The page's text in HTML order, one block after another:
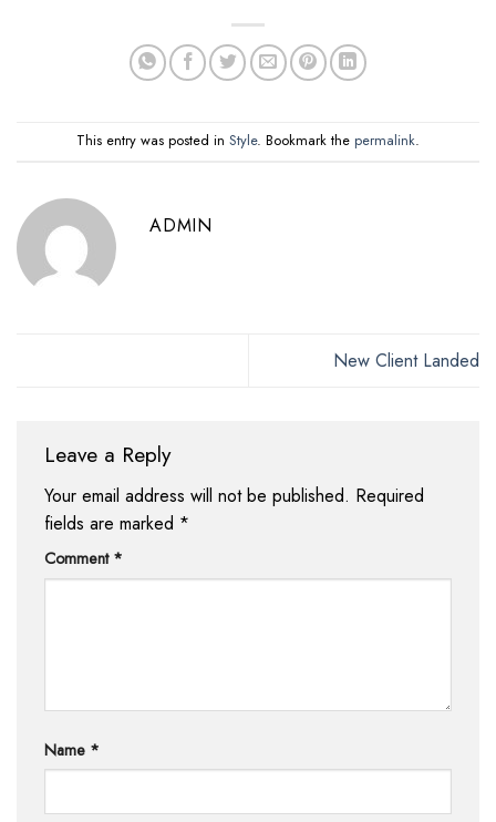
This entry was posted in Style. Bookmark the permalink.
ADMIN
New Client Landed
Leave a Reply
Your email address will not be published. Required
fields are marked *
Comment *
Name *